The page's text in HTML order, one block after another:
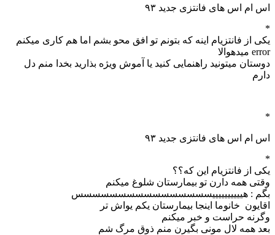
اس ام اس های فانتزی جدید ۹۳
*
یکی از فانتزیام اینه که بتونم تو افق محو بشم اما هم کاری میکنم
error میدهوالا
دوستان میتونید راهنمایی کنید یا آموش ویژه بذارید بخدا منم دل
دارم
*
اس ام اس های فانتزی جدید ۹۳
*
یکی از فانتزیام این که؟؟
وقتی همه دارن تو بیمارستان شلوغ میکنم
بگم : هییییییییییسسسسسسسسسسسسسسسس
اقایون خانوما اینجا بیمارستان یکم یواش تر
وگرنه حراست و خبر میکنم
بعد همه لال مونی بگیرن منم ذوق مرگ شم